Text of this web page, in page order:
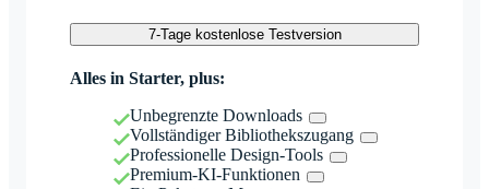
7-Tage kostenlose Testversion
Alles in Starter, plus:
Unbegrenzte Downloads
Vollständiger Bibliothekszugang
Professionelle Design-Tools
Premium-KI-Funktionen